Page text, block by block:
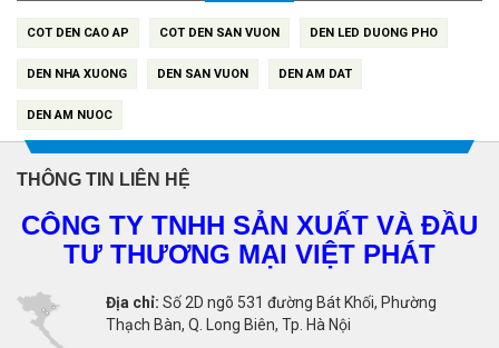
COT DEN CAO AP COT DEN SAN VUON DEN LED DUONG PHO
DEN NHA XUONG DEN SAN VUON DEN AM DAT
DEN AM NUOC
THÔNG TIN LIÊN HỆ
CÔNG TY TNHH SẢN XUẤT VÀ ĐẦU
TƯ THƯƠNG MẠI VIỆT PHÁT
Địa chỉ: Số 2D ngõ 531 đường Bát Khối, Phường
Thạch Bàn, Q. Long Biên, Tp. Hà Nội